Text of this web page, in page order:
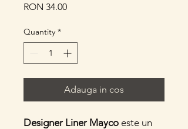
RON 34.00Price
Quantity *
Adauga in cos
Designer Liner Mayco este un